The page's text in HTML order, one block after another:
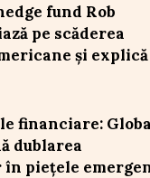
fund Rob
pe scăderea
și explică
financiare:
dublarea
piețele